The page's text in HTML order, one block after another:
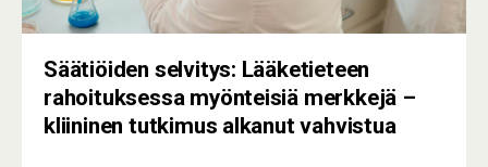
Säätiöiden selvitys: Lääketieteen
rahoituksessa myönteisiä merkkejä –
kliininen tutkimus alkanut vahvistua